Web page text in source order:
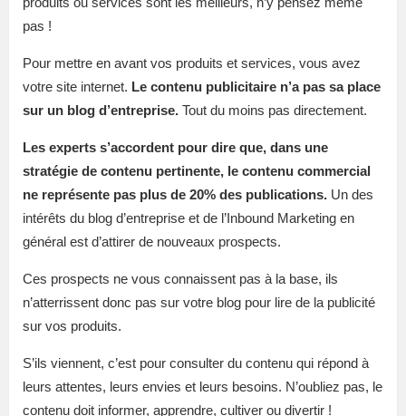
pas !
Pour mettre en avant vos produits et services, vous avez
votre site internet. Le contenu publicitaire n’a pas sa place
sur un blog d’entreprise. Tout du moins pas directement.
Les experts s’accordent pour dire que, dans une
stratégie de contenu pertinente, le contenu commercial
ne représente pas plus de 20% des publications. Un des
intérêts du blog d’entreprise et de l’Inbound Marketing en
général est d’attirer de nouveaux prospects.
Ces prospects ne vous connaissent pas à la base, ils
n’atterrissent donc pas sur votre blog pour lire de la publicité
sur vos produits.
S’ils viennent, c’est pour consulter du contenu qui répond à
leurs attentes, leurs envies et leurs besoins. N’oubliez pas, le
contenu doit informer, apprendre, cultiver ou divertir !